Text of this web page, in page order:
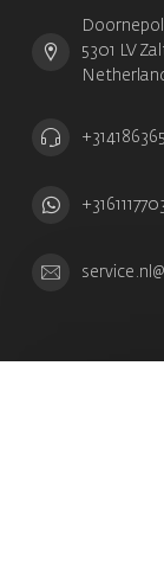
Doornepol
5301 LV